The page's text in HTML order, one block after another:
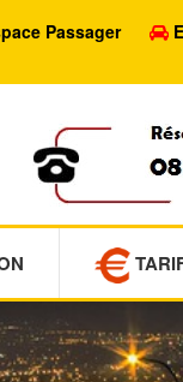
Passager